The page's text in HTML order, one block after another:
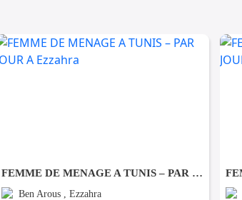
FEMME DE MENAGE A TUNIS – PAR JOUR A Ezzahra
Ben Arous , Ezzahra